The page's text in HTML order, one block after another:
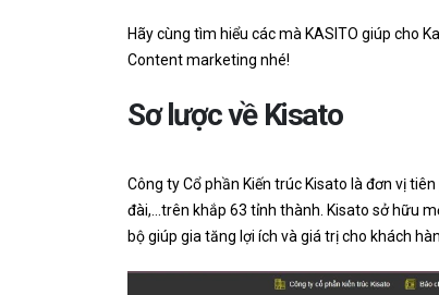
Hãy cùng tìm hiểu các mà KASITO giúp cho
Content marketing nhé!
Sơ lược về Kisato
Công ty Cổ phần Kiến trúc Kisato là đơn vị
đài,…trên khắp 63 tỉnh thành. Kisato sở hữu
bộ giúp gia tăng lợi ích và giá trị cho khách